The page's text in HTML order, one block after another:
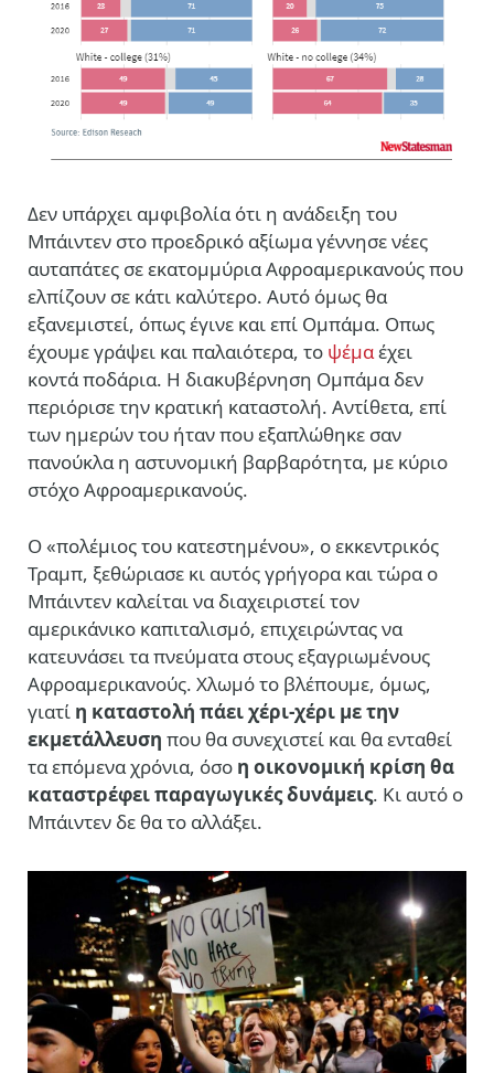
Δεν υπάρχει αμφιβολία ότι η ανάδειξη του
Μπάιντεν στο προεδρικό αξίωμα γέννησε νέες
αυταπάτες σε εκατομμύρια Αφροαμερικανούς που
ελπίζουν σε κάτι καλύτερο. Αυτό όμως θα
εξανεμιστεί, όπως έγινε και επί Ομπάμα. Οπως
έχουμε γράψει και παλαιότερα, το ψέμαέχει
κοντά ποδάρια. Η διακυβέρνηση Ομπάμα δεν
περιόρισε την κρατική καταστολή. Αντίθετα, επί
των ημερών του ήταν που εξαπλώθηκε σαν
πανούκλα η αστυνομική βαρβαρότητα, με κύριο
στόχο Αφροαμερικανούς.
Ο «πολέμιος του κατεστημένου», ο εκκεντρικός
Τραμπ, ξεθώριασε κι αυτός γρήγορα και τώρα ο
Μπάιντεν καλείται να διαχειριστεί τον
αμερικάνικο καπιταλισμό, επιχειρώντας να
κατευνάσει τα πνεύματα στους εξαγριωμένους
Αφροαμερικανούς. Χλωμό το βλέπουμε, όμως,
γιατί η καταστολή πάει χέρι-χέρι με την
εκμετάλλευση που θα συνεχιστεί και θα ενταθεί
τα επόμενα χρόνια, όσο η οικονομική κρίση θα
καταστρέφει παραγωγικές δυνάμεις. Κι αυτό ο
Μπάιντεν δε θα το αλλάξει.